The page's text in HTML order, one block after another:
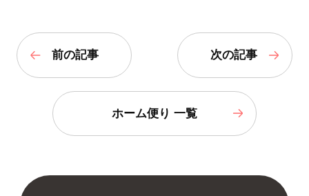
前の記事 次の記事
ホーム便り 一覧